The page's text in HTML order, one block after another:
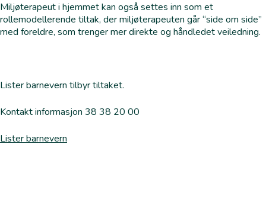
Miljøterapeut i hjemmet kan også settes inn som et
rollemodellerende tiltak, der miljøterapeuten går “side om side”
med foreldre, som trenger mer direkte og håndledet veiledning.
Lister barnevern tilbyr tiltaket.
Kontakt informasjon 38 38 20 00
Lister barnevern